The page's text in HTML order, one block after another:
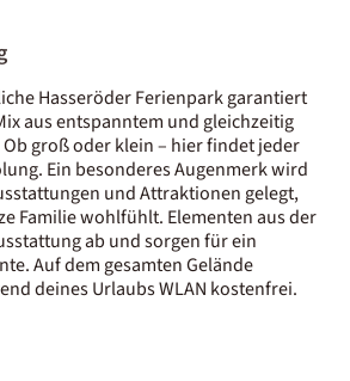
Hasseröder Ferienpark garantiert
aus entspanntem und gleichzeitig
groß oder klein – hier findet jeder
Ein besonderes Augenmerk wird
und Attraktionen gelegt,
Familie wohlfühlt. Elementen aus der
ab und sorgen für ein
Auf dem gesamten Gelände
deines Urlaubs WLAN kostenfrei.